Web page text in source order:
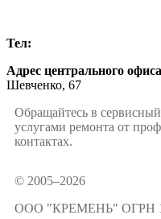
Тел:
Адрес центрального
Шевченко, 67
Обращайтесь в
услугами ремонта от
контактах.
© 2005–2026
ООО "КРЕМЕНЬ" ОГРН